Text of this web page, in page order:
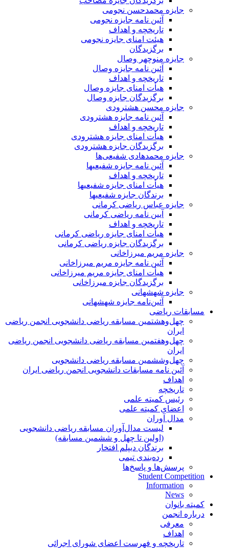
جایزه محمدحسن نجومی
آئین نامه جایزه نجومی
تاریخچه و اهداف
هیئت امنای جایزه نجومی
برگزیدگان
جایزه منوچهر وصال
آئین نامه جایزه وصال
تاریخچه و اهداف
هیأت امنای جایزه وصال
برگزیدگان جایزه وصال
جایزه محسن هشترودی
آئین نامه جایزه هشترودی
تاریخچه و اهداف
هیأت امنای جایزه هشترودی
برگزیدگان جایزه هشترودی
جایزه محمدهادی شفیعی‌ها
آئین نامه جایزه شفیعیها
تاریخچه و اهداف
هیأت امنای جایزه شفیعیها
برندگان جایزه شفیعیها
جایزه عباس ریاضی کرمانی
آیین نامه ریاضی کرمانی
تاریخچه و اهداف
هیأت امنای جایزه ریاضی کرمانی
برگزیدگان جایزه ریاضی کرمانی
جایزه مریم میرزاخانی
آئین نامه جایزه مریم میرزاخانی
هیأت امنای جایزه مریم میرزاخانی
برگزیدگان جایزه میرزاخانی
جایزه شهشهانی
آئین‌نامه جایزه شهشهانی
مسابقات ریاضی
چهل‌و‌هشتمین مسابقه ریاضی دانشجویی انجمن ریاضی
ایران
چهل‌و‌هفتمین مسابقه ریاضی دانشجویی انجمن ریاضی
ایران
چهل‌و‌ششمین مسابقه ریاضی دانشجویی
آئین نامه مسابقات دانشجویی انجمن ریاضی ایران
اهداف
تاریخچه
رئیس کمیته علمی
اعضای کمیته علمی
مدال آوران
لیست مدال‌آوران مسابقه ریاضی دانشجویی
(اولین تا چهل‌ و ششمین مسابقه)
برندگان دیپلم افتخار
رده‌بندی تیمی
پرسش‌ها و پاسخ‌ها
Student Competition
Information
News
کمیته بانوان
درباره انجمن
معرفی
اهداف
تاریخچه و فهرست اعضای شورای اجرائی